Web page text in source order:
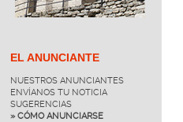
EL ANUNCIANTE
NUESTROS ANUNCIANTES
ENVÍANOS TU NOTICIA
SUGERENCIAS
» CÓMO ANUNCIARSE